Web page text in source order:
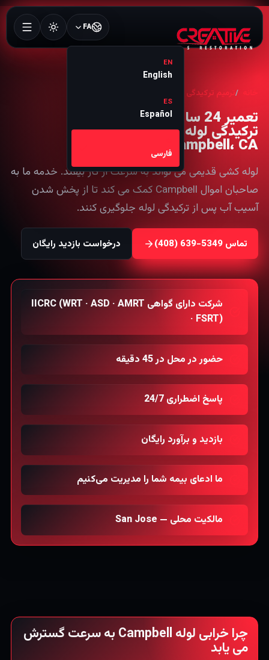
FA
EN
English
ES
Español
فارسی
ترمیم ترکیدگی لوله
تعمیر 24 ساعته
ترکیدگی لوله در
Campbell، CA
لوله کشی قدیمی می تواند به سرعت از کار بیفتد. خدمه ما به
صاحبان اموال Campbell کمک می کند تا از پخش شدن
آسیب آب پس از ترکیدگی لوله جلوگیری کنند.
تماس ⁦(408) 639-5349⁩ درخواست بازدید رایگان
شرکت دارای گواهی IICRC (WRT · ASD · AMRT
· FSRT)
حضور در محل در 45 دقیقه
پاسخ اضطراری 24/7
بازدید و برآورد رایگان
ما ادعای بیمه شما را مدیریت می‌کنیم
مالکیت محلی — San Jose
چرا خرابی لوله Campbell به سرعت گسترش
می یابد